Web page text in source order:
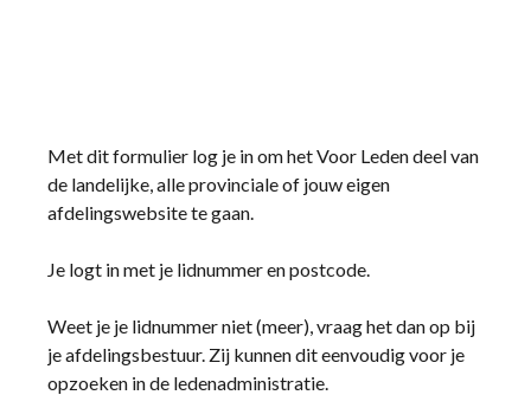
Met dit formulier log je in om het Voor Leden deel van
de landelijke, alle provinciale of jouw eigen
afdelingswebsite te gaan.
Je logt in met je lidnummer en postcode.
Weet je je lidnummer niet (meer), vraag het dan op bij
je afdelingsbestuur. Zij kunnen dit eenvoudig voor je
opzoeken in de ledenadministratie.